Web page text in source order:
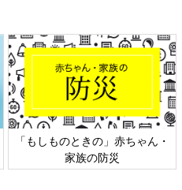
六星占術 細木かおりさんの人生
相談